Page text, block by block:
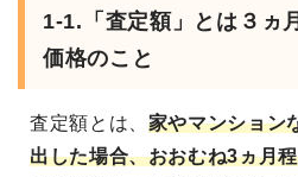
1-1.「査定額」とは３ヵ
価格のこと
査定額とは、 家やマンション
出した場合、おおむね3ヵ月